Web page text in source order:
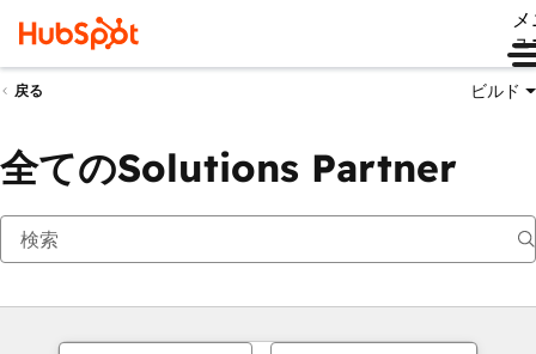
ュ
戻る ビルド
全てのSolutions Partner